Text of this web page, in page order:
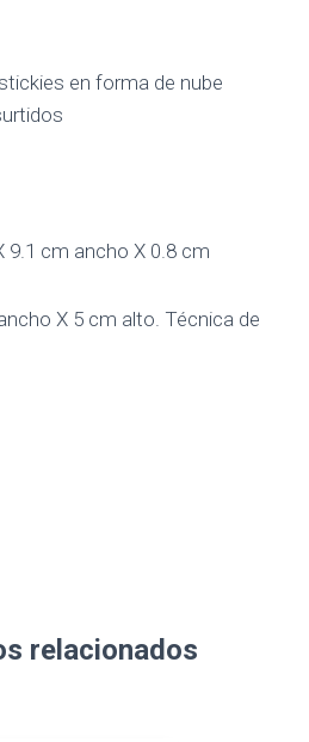
en forma de nube
9.1 cm ancho X 0.8 cm
X 5 cm alto. Técnica de
relacionados